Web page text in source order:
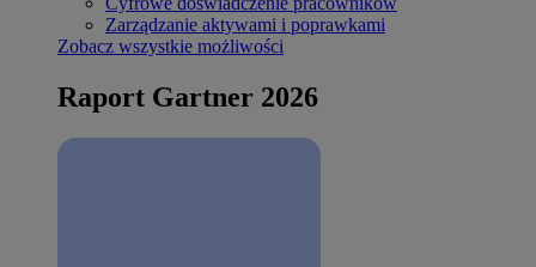
Zarządzanie aktywami i poprawkami
Zobacz wszystkie możliwości
Raport Gartner 2026